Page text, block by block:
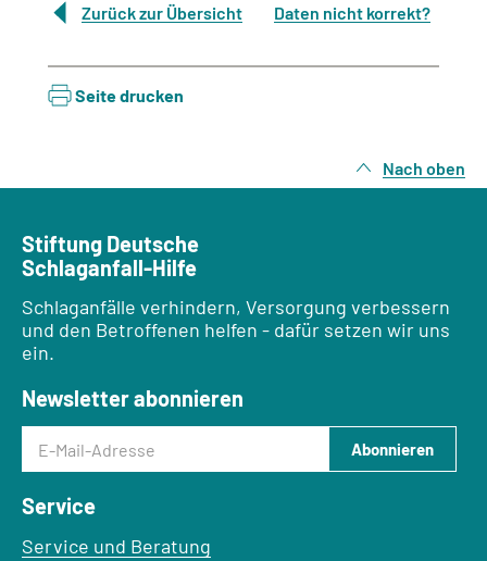
Zurück zur Übersicht Daten nicht korrekt?
Seite drucken
Nach oben
Stiftung Deutsche
Schlaganfall-Hilfe
Schlaganfälle verhindern, Versorgung verbessern
und den Betroffenen helfen - dafür setzen wir uns
ein.
Newsletter abonnieren
Abonnieren
Service
Service und Beratung